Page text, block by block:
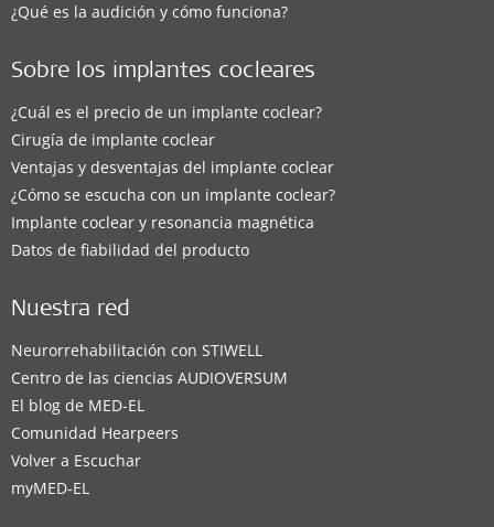
¿Qué es la audición y cómo funciona?
Sobre los implantes cocleares
¿Cuál es el precio de un implante coclear?
Cirugía de implante coclear
Ventajas y desventajas del implante coclear
¿Cómo se escucha con un implante coclear?
Implante coclear y resonancia magnética
Datos de fiabilidad del producto
Nuestra red
Neurorrehabilitación con STIWELL
Centro de las ciencias AUDIOVERSUM
El blog de MED-EL
Comunidad Hearpeers
Volver a Escuchar
myMED‑EL